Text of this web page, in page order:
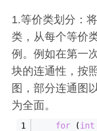
1.等价类划分：
类，从每个等价
例。例如在第一
块的连通性，按
图，部分连通图
为全面。
for (int